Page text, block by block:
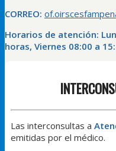
CORREO:
Horarios de atención:
horas, Viernes 08:00 a
Las interconsultas a
emitidas por el médico.